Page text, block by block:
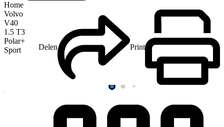
Home
Volvo
V40
1.5 T3
Polar+
Sport
Delen Print